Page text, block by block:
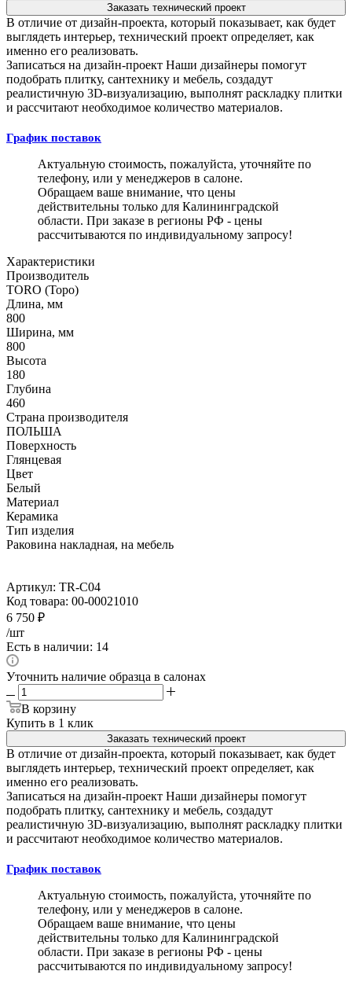
Заказать технический проект
В отличие от дизайн-проекта, который показывает, как будет
выглядеть интерьер, технический проект определяет, как
именно его реализовать.
Записаться на дизайн-проект Наши дизайнеры помогут
подобрать плитку, сантехнику и мебель, создадут
реалистичную 3D-визуализацию, выполнят раскладку плитки
и рассчитают необходимое количество материалов.
График поставок
Актуальную стоимость, пожалуйста, уточняйте по
телефону, или у менеджеров в салоне.
Обращаем ваше внимание, что цены
действительны только для Калининградской
области. При заказе в регионы РФ - цены
рассчитываются по индивидуальному запросу!
Характеристики
Производитель
TORO (Торо)
Длина, мм
800
Ширина, мм
800
Высота
180
Глубина
460
Страна производителя
ПОЛЬША
Поверхность
Глянцевая
Цвет
Белый
Материал
Керамика
Тип изделия
Раковина накладная, на мебель
Артикул: TR-C04
Код товара: 00-00021010
6 750 ₽
/шт
Есть в наличии: 14
Уточнить наличие образца в салонах
В корзину
Купить в 1 клик
Заказать технический проект
В отличие от дизайн-проекта, который показывает, как будет
выглядеть интерьер, технический проект определяет, как
именно его реализовать.
Записаться на дизайн-проект Наши дизайнеры помогут
подобрать плитку, сантехнику и мебель, создадут
реалистичную 3D-визуализацию, выполнят раскладку плитки
и рассчитают необходимое количество материалов.
График поставок
Актуальную стоимость, пожалуйста, уточняйте по
телефону, или у менеджеров в салоне.
Обращаем ваше внимание, что цены
действительны только для Калининградской
области. При заказе в регионы РФ - цены
рассчитываются по индивидуальному запросу!